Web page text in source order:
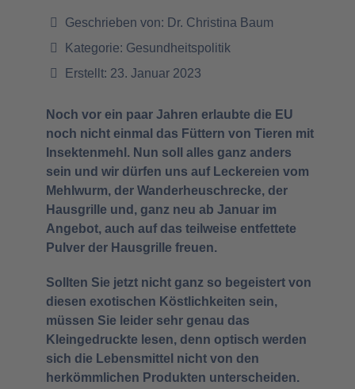
Geschrieben von: Dr. Christina Baum
Kategorie: Gesundheitspolitik
Erstellt: 23. Januar 2023
Noch vor ein paar Jahren erlaubte die EU
noch nicht einmal das Füttern von Tieren mit
Insektenmehl. Nun soll alles ganz anders
sein und wir dürfen uns auf Leckereien vom
Mehlwurm, der Wanderheuschrecke, der
Hausgrille und, ganz neu ab Januar im
Angebot, auch auf das teilweise entfettete
Pulver der Hausgrille freuen.
Sollten Sie jetzt nicht ganz so begeistert von
diesen exotischen Köstlichkeiten sein,
müssen Sie leider sehr genau das
Kleingedruckte lesen, denn optisch werden
sich die Lebensmittel nicht von den
herkömmlichen Produkten unterscheiden.